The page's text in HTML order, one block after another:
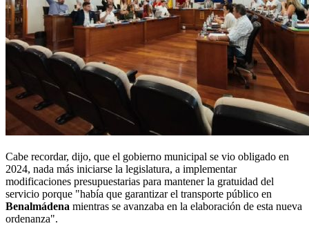
Cabe recordar, dijo, que el gobierno municipal se vio obligado en
2024, nada más iniciarse la legislatura, a implementar
modificaciones presupuestarias para mantener la gratuidad del
servicio porque "había que garantizar el transporte público en
Benalmádena mientras se avanzaba en la elaboración de esta nueva
ordenanza".